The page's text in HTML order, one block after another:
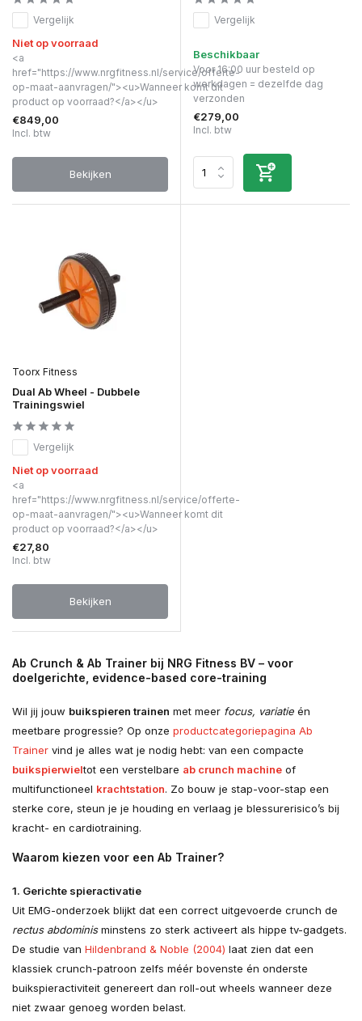
Vergelijk
Niet op voorraad
<a
href="https://www.nrgfitness.nl/service/offerte-
op-maat-aanvragen/"><u>Wanneer komt dit
product op voorraad?</a></u>
€849,00
Incl. btw
Bekijken
Vergelijk
Beschikbaar
Voor 16:00 uur besteld op
werkdagen = dezelfde dag
verzonden
€279,00
Incl. btw
Toorx Fitness
Dual Ab Wheel - Dubbele
Trainingswiel
Vergelijk
Niet op voorraad
<a
href="https://www.nrgfitness.nl/service/offerte-
op-maat-aanvragen/"><u>Wanneer komt dit
product op voorraad?</a></u>
€27,80
Incl. btw
Bekijken
Ab Crunch & Ab Trainer bij NRG Fitness BV – voor
doelgerichte, evidence-based core-training
Wil jij jouw buikspieren trainen met meer focus, variatie én
meetbare progressie? Op onze productcategoriepagina Ab
Trainer vind je alles wat je nodig hebt: van een compacte
buikspierwieltot een verstelbare ab crunch machine of
multifunctioneel krachtstation. Zo bouw je stap-voor-stap een
sterke core, steun je je houding en verlaag je blessure­risico’s bij
kracht- en cardio­training.
Waarom kiezen voor een Ab Trainer?
1. Gerichte spieractivatie
Uit EMG-onderzoek blijkt dat een correct uitgevoerde crunch de
rectus abdominisminstens zo sterk activeert als hippe tv-gadgets.
De studie van Hildenbrand & Noble (2004) laat zien dat een
klassiek crunch-patroon zelfs méér bovenste én onderste
buikspier­activiteit genereert dan roll-out wheels wanneer deze
niet zwaar genoeg worden belast.